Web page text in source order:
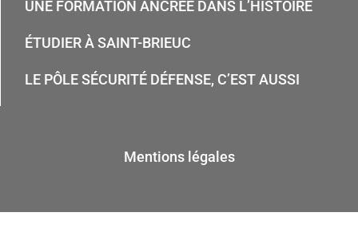
UNE FORMATION ANCRÉE DANS L’HISTOIRE
ÉTUDIER À SAINT-BRIEUC
LE PÔLE SÉCURITÉ DÉFENSE, C’EST AUSSI
Mentions légales